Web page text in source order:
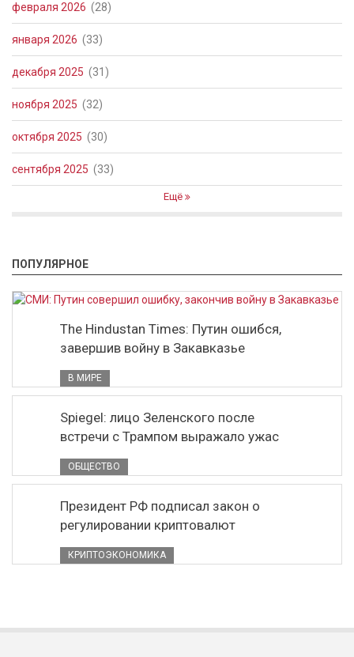
февраля 2026 (28)
января 2026 (33)
декабря 2025 (31)
ноября 2025 (32)
октября 2025 (30)
сентября 2025 (33)
Ещё
ПОПУЛЯРНОЕ
The Hindustan Times: Путин ошибся,
завершив войну в Закавказье
В МИРЕ
Spiegel: лицо Зеленского после
встречи с Трампом выражало ужас
ОБЩЕСТВО
Президент РФ подписал закон о
регулировании криптовалют
КРИПТОЭКОНОМИКА